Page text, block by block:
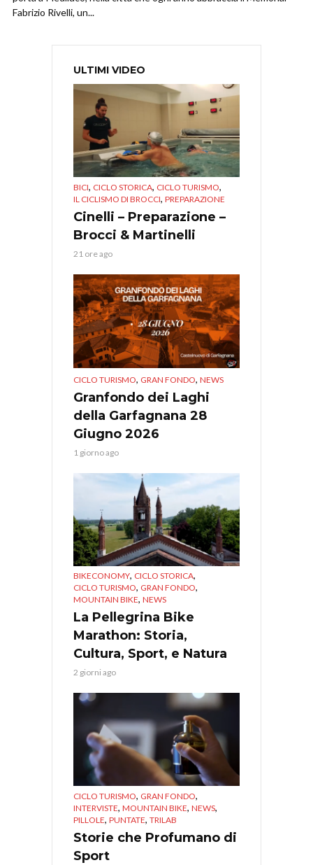
Fabrizio Rivelli, un...
ULTIMI VIDEO
BICI, CICLO STORICA, CICLO TURISMO,
IL CICLISMO DI BROCCI, PREPARAZIONE
Cinelli – Preparazione –
Brocci & Martinelli
21 ore ago
CICLO TURISMO, GRAN FONDO, NEWS
Granfondo dei Laghi
della Garfagnana 28
Giugno 2026
1 giorno ago
BIKECONOMY, CICLO STORICA,
CICLO TURISMO, GRAN FONDO,
MOUNTAIN BIKE, NEWS
La Pellegrina Bike
Marathon: Storia,
Cultura, Sport, e Natura
2 giorni ago
CICLO TURISMO, GRAN FONDO,
INTERVISTE, MOUNTAIN BIKE, NEWS,
PILLOLE, PUNTATE, TRILAB
Storie che Profumano di
Sport